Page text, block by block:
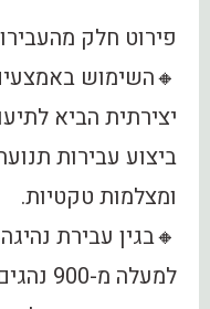
פירוט חלק
🔸השימוש
ביצוע עבירות
ומצלמות טקטיות.
🔸בגין עבירת
למעלה